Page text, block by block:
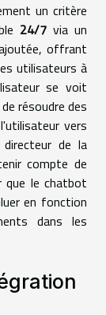
un critère
24/7 via un
offrant
utilisateurs à
se voit
résoudre des
vers
directeur de la
compte de
que le chatbot
en fonction
dans les